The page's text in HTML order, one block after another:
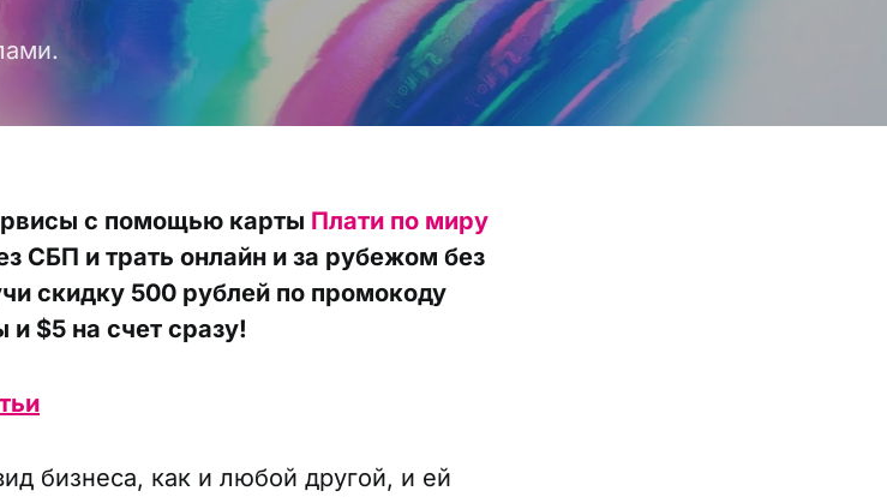
с помощью карты Плати по миру
СБП и трать онлайн и за рубежом без
скидку 500 рублей по промокоду
и $5 на счет сразу!
бизнеса, как и любой другой, и ей